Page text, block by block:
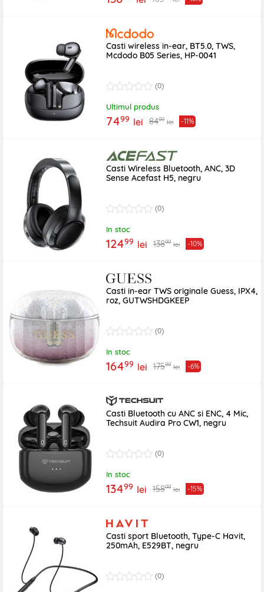
Casti wireless in-ear, BT5.0, TWS,
Mcdodo B05 Series, HP-0041
(0)
Ultimul produs
7499 lei 8499 lei -11%
Casti Wireless Bluetooth, ANC, 3D
Sense Acefast H5, negru
(0)
In stoc
12499 lei 13899 lei -10%
Casti in-ear TWS originale Guess, IPX4,
roz, GUTWSHDGKEEP
(0)
In stoc
16499 lei 17599 lei -6%
Casti Bluetooth cu ANC si ENC, 4 Mic,
Techsuit Audira Pro CW1, negru
(0)
In stoc
13499 lei 15899 lei -15%
Casti sport Bluetooth, Type-C Havit,
250mAh, E529BT, negru
(0)